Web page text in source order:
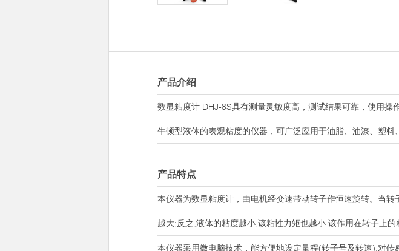
产品介绍
数显粘度计 DHJ-8S具有测量灵敏度高，测试结果可靠，使用
牛顿型液体的表观粘度的仪器，可广泛应用于油脂、油漆、塑料
产品特点
本仪器为数显粘度计，由电机经变速带动转子作恒速旋转。当
越大;反之,液体的粘度越小,该粘性力矩也越小.该作用在转子上
本仪器采用微电脑技术，能方便地设定量程(转子号及转速),对